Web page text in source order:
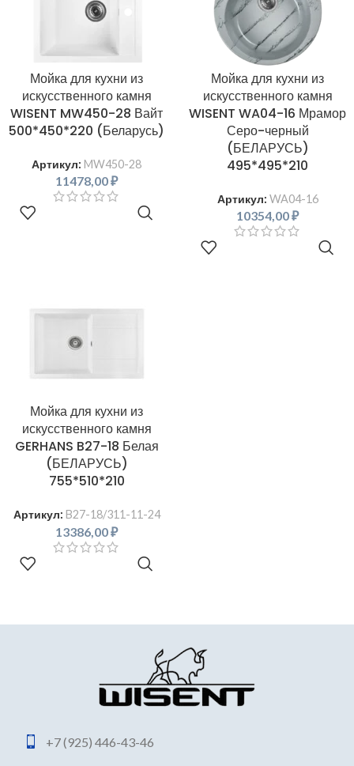
Мойка для кухни из
искусственного камня
WISENT MW450-28 Вайт
500*450*220 (Беларусь)
Артикул: MW450-28
11478,00₽
Мойка для кухни из
искусственного камня
WISENT WA04-16 Мрамор
Серо-черный
(БЕЛАРУСЬ)
495*495*210
Артикул: WA04-16
10354,00₽
Мойка для кухни из
искусственного камня
GERHANS B27-18 Белая
(БЕЛАРУСЬ)
755*510*210
Артикул: B27-18/311-11-24
13386,00₽
+7 (925) 446-43-46